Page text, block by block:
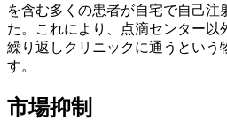
を含む多くの患者が自宅で自己注
た。これにより、点滴センター以
繰り返しクリニックに通うという
す。
市場抑制